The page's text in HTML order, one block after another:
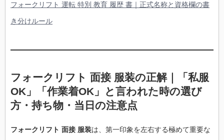
フォークリフト 運転 特別 教育 履歴 書｜正式名称と資格欄の書
き分けルール
フォークリフト 面接 服装の正解｜「私服
OK」「作業着OK」と言われた時の選び
方・持ち物・当日の注意点
フォークリフト 面接 服装は、第一印象を左右する極めて重要な